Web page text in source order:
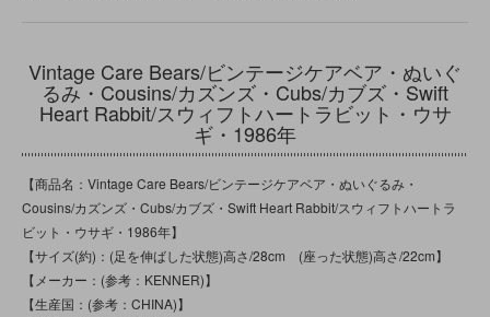
Vintage Care Bears/ビンテージケアベア・ぬいぐ
るみ・Cousins/カズンズ・Cubs/カブズ・Swift
Heart Rabbit/スウィフトハートラビット・ウサ
ギ・1986年
【商品名：Vintage Care Bears/ビンテージケアベア・ぬいぐるみ・
Cousins/カズンズ・Cubs/カブズ・Swift Heart Rabbit/スウィフトハートラ
ビット・ウサギ・1986年】
【サイズ(約)：(足を伸ばした状態)高さ/28cm (座った状態)高さ/22cm】
【メーカー：(参考：KENNER)】
【生産国：(参考：CHINA)】